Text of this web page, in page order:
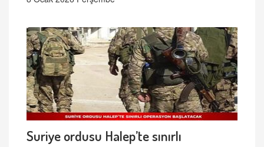
Suriye ordusu Halep’te sınırlı